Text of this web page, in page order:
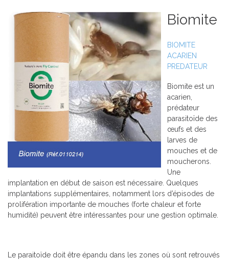
Biomite
BIOMITE
ACARIEN
PREDATEUR
Biomite est un
acarien,
prédateur
parasitoïde des
œufs et des
larves de
mouches et de
moucherons.
Une
implantation en début de saison est nécessaire. Quelques
implantations supplémentaires, notamment lors d’épisodes de
prolifération importante de mouches (forte chaleur et forte
humidité) peuvent être intéressantes pour une gestion optimale.
Le paraitoïde doit être épandu dans les zones où sont retrouvés